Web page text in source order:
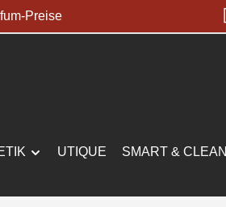
Preise
UTIQUE SMART & CLEAN